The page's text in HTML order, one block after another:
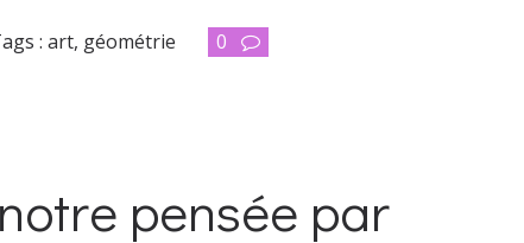
:art, géométrie 0
pensée par